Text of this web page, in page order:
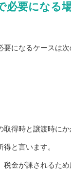
必要になる
要になるケースは次
得時と譲渡時にか
と言います。
税金が課されるた